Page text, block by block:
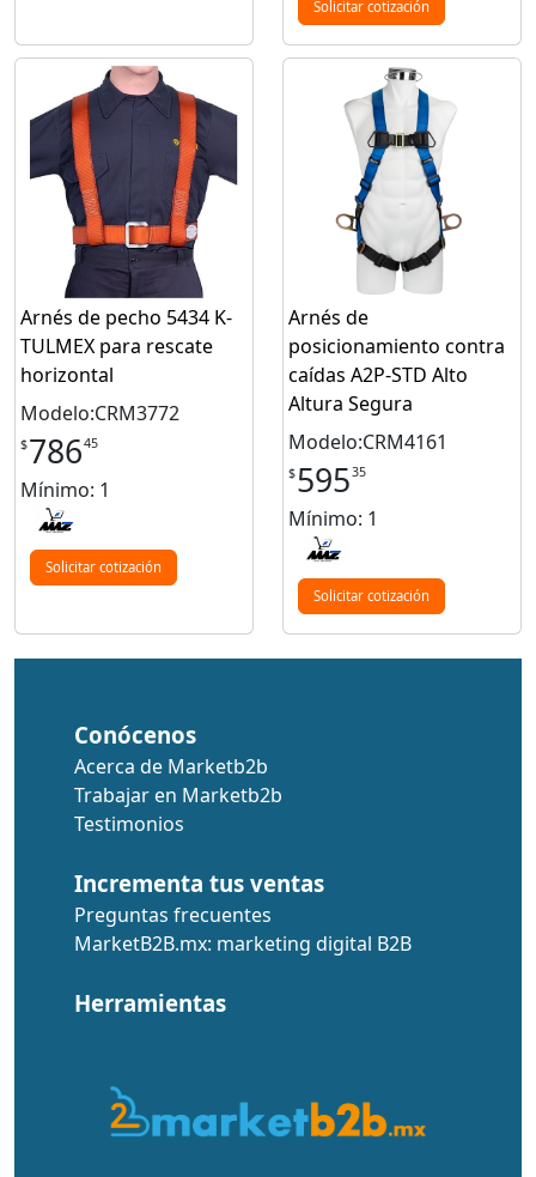
Solicitar cotización
Arnés de pecho 5434 K-
TULMEX para rescate
horizontal
Modelo:CRM3772
$78645
Mínimo: 1
Solicitar cotización
Arnés de
posicionamiento contra
caídas A2P-STD Alto
Altura Segura
Modelo:CRM4161
$59535
Mínimo: 1
Solicitar cotización
Conócenos
Acerca de Marketb2b
Trabajar en Marketb2b
Testimonios
Incrementa tus ventas
Preguntas frecuentes
MarketB2B.mx: marketing digital B2B
Herramientas